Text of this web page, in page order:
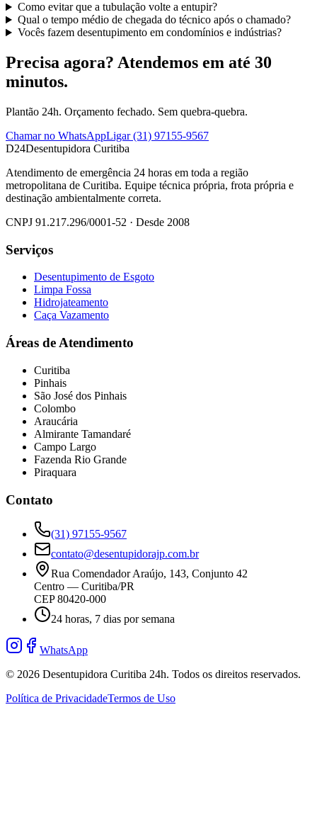
Como evitar que a tubulação volte a entupir?
Qual o tempo médio de chegada do técnico após o chamado?
Vocês fazem desentupimento em condomínios e indústrias?
Precisa agora? Atendemos em até 30
minutos.
Plantão 24h. Orçamento fechado. Sem quebra-quebra.
Chamar no WhatsAppLigar(31) 97155-9567
D24Desentupidora Curitiba
Atendimento de emergência 24 horas em toda a região
metropolitana de Curitiba. Equipe técnica própria, frota própria e
destinação ambientalmente correta.
CNPJ 91.217.296/0001-52 · Desde 2008
Serviços
Desentupimento de Esgoto
Limpa Fossa
Hidrojateamento
Caça Vazamento
Áreas de Atendimento
Curitiba
Pinhais
São José dos Pinhais
Colombo
Araucária
Almirante Tamandaré
Campo Largo
Fazenda Rio Grande
Piraquara
Contato
(31) 97155-9567
contato@desentupidorajp.com.br
Rua Comendador Araújo, 143, Conjunto 42
Centro — Curitiba/PR
CEP80420-000
24 horas, 7 dias por semana
WhatsApp
© 2026 Desentupidora Curitiba 24h. Todos os direitos reservados.
Política de PrivacidadeTermos de Uso